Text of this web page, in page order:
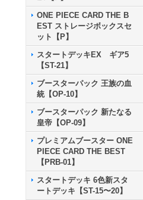
ONE PIECE CARD THE B
EST ストレージボックスセ
ット【P】
スタートデッキEX ギア5
【ST-21】
ブースターパック 王族の血
統【OP-10】
ブースターパック 新たなる
皇帝【OP-09】
プレミアムブースター ONE
PIECE CARD THE BEST
【PRB-01】
スタートデッキ 6色新スタ
ートデッキ【ST-15〜20】